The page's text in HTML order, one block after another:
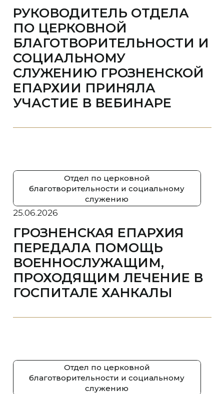
РУКОВОДИТЕЛЬ ОТДЕЛА
ПО ЦЕРКОВНОЙ
БЛАГОТВОРИТЕЛЬНОСТИ И
СОЦИАЛЬНОМУ
СЛУЖЕНИЮ ГРОЗНЕНСКОЙ
ЕПАРХИИ ПРИНЯЛА
УЧАСТИЕ В ВЕБИНАРЕ
Отдел по церковной
благотворительности и социальному
служению
25.06.2026
ГРОЗНЕНСКАЯ ЕПАРХИЯ
ПЕРЕДАЛА ПОМОЩЬ
ВОЕННОСЛУЖАЩИМ,
ПРОХОДЯЩИМ ЛЕЧЕНИЕ В
ГОСПИТАЛЕ ХАНКАЛЫ
Отдел по церковной
благотворительности и социальному
служению